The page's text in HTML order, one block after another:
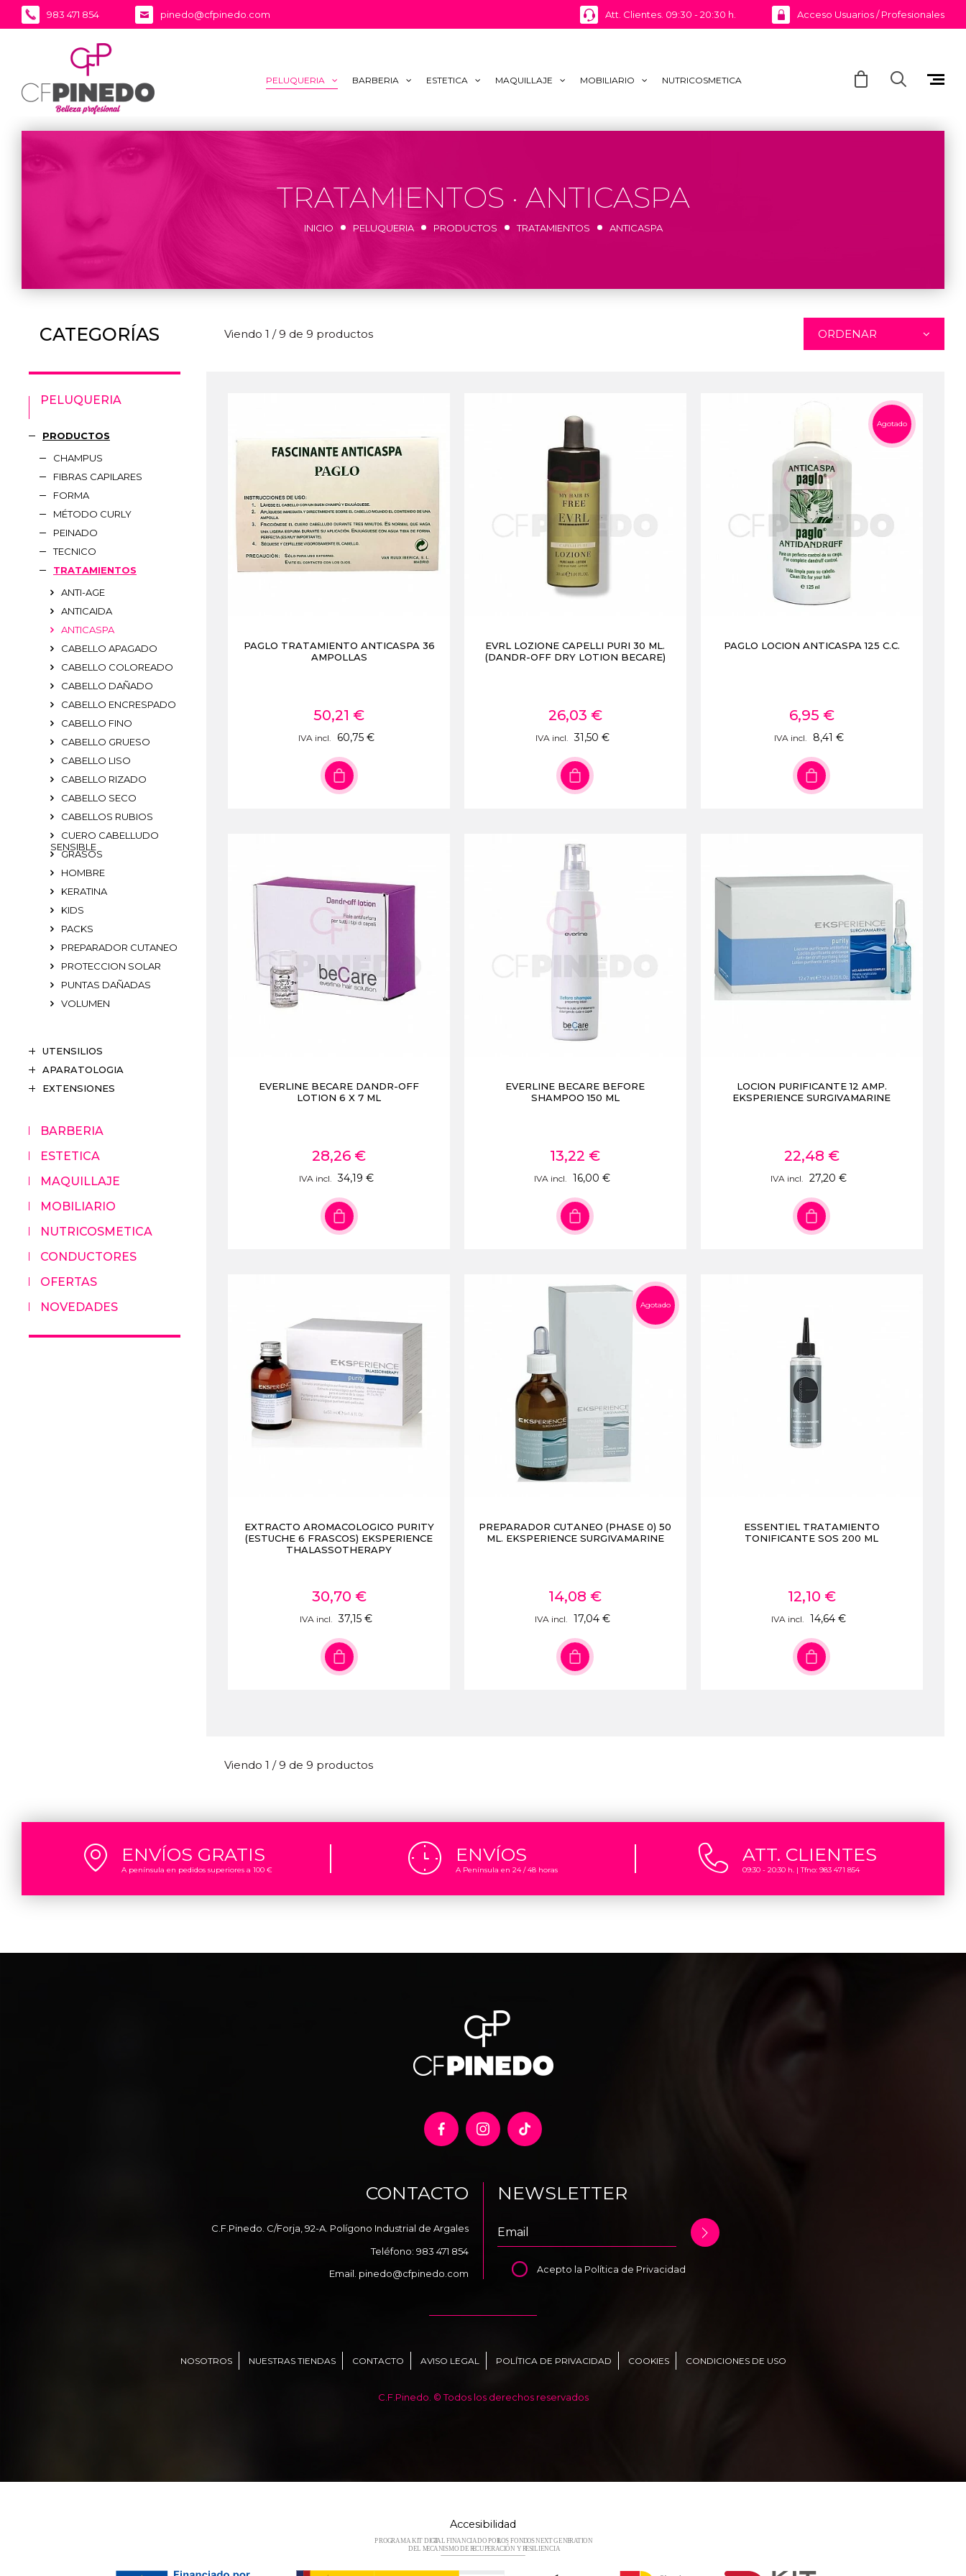
983 471 854 pinedo@cfpinedo.com Att. Clientes. 09:30 - 20:30 h. Acceso Usuarios / Profesionales
PELUQUERIA BARBERIA ESTETICA MAQUILLAJE MOBILIARIO NUTRICOSMETICA
TRATAMIENTOS · ANTICASPA
INICIO PELUQUERIA PRODUCTOS TRATAMIENTOS ANTICASPA
CATEGORÍAS
PELUQUERIA
PRODUCTOS
CHAMPUS
FIBRAS CAPILARES
FORMA
MÉTODO CURLY
PEINADO
TECNICO
TRATAMIENTOS
ANTI-AGE
ANTICAIDA
ANTICASPA
CABELLO APAGADO
CABELLO COLOREADO
CABELLO DAÑADO
CABELLO ENCRESPADO
CABELLO FINO
CABELLO GRUESO
CABELLO LISO
CABELLO RIZADO
CABELLO SECO
CABELLOS RUBIOS
CUERO CABELLUDO
SENSIBLE
GRASOS
HOMBRE
KERATINA
KIDS
PACKS
PREPARADOR CUTANEO
PROTECCION SOLAR
PUNTAS DAÑADAS
VOLUMEN
UTENSILIOS
APARATOLOGIA
EXTENSIONES
BARBERIA
ESTETICA
MAQUILLAJE
MOBILIARIO
NUTRICOSMETICA
CONDUCTORES
OFERTAS
NOVEDADES
Viendo 1 / 9 de 9 productos ORDENAR
PAGLO TRATAMIENTO ANTICASPA 36
AMPOLLAS
50,21 €
IVA incl. 60,75 €
EVRL LOZIONE CAPELLI PURI 30 ML.
(DANDR-OFF DRY LOTION BECARE)
26,03 €
IVA incl. 31,50 €
PAGLO LOCION ANTICASPA 125 C.C.
6,95 €
IVA incl. 8,41 €
Agotado
EVERLINE BECARE DANDR-OFF
LOTION 6 X 7 ML
28,26 €
IVA incl. 34,19 €
EVERLINE BECARE BEFORE
SHAMPOO 150 ML
13,22 €
IVA incl. 16,00 €
LOCION PURIFICANTE 12 AMP.
EKSPERIENCE SURGIVAMARINE
22,48 €
IVA incl. 27,20 €
EXTRACTO AROMACOLOGICO PURITY
(ESTUCHE 6 FRASCOS) EKSPERIENCE
THALASSOTHERAPY
30,70 €
IVA incl. 37,15 €
PREPARADOR CUTANEO (PHASE 0) 50
ML. EKSPERIENCE SURGIVAMARINE
14,08 €
IVA incl. 17,04 €
Agotado
ESSENTIEL TRATAMIENTO
TONIFICANTE SOS 200 ML
12,10 €
IVA incl. 14,64 €
Viendo 1 / 9 de 9 productos
ENVÍOS GRATIS
A península en pedidos superiores a 100 €
ENVÍOS
A Península en 24 / 48 horas
ATT. CLIENTES
09:30 - 20:30 h. | Tfno: 983 471 854
CONTACTO
C.F.Pinedo. C/Forja, 92-A. Polígono Industrial de Argales
Teléfono: 983 471 854
Email. pinedo@cfpinedo.com
NEWSLETTER
Acepto la Política de Privacidad
NOSOTROS NUESTRAS TIENDAS CONTACTO AVISO LEGAL POLÍTICA DE PRIVACIDAD COOKIES CONDICIONES DE USO
C.F.Pinedo. © Todos los derechos reservados
Accesibilidad